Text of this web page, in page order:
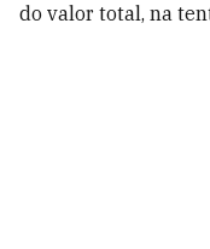
do valor total, na